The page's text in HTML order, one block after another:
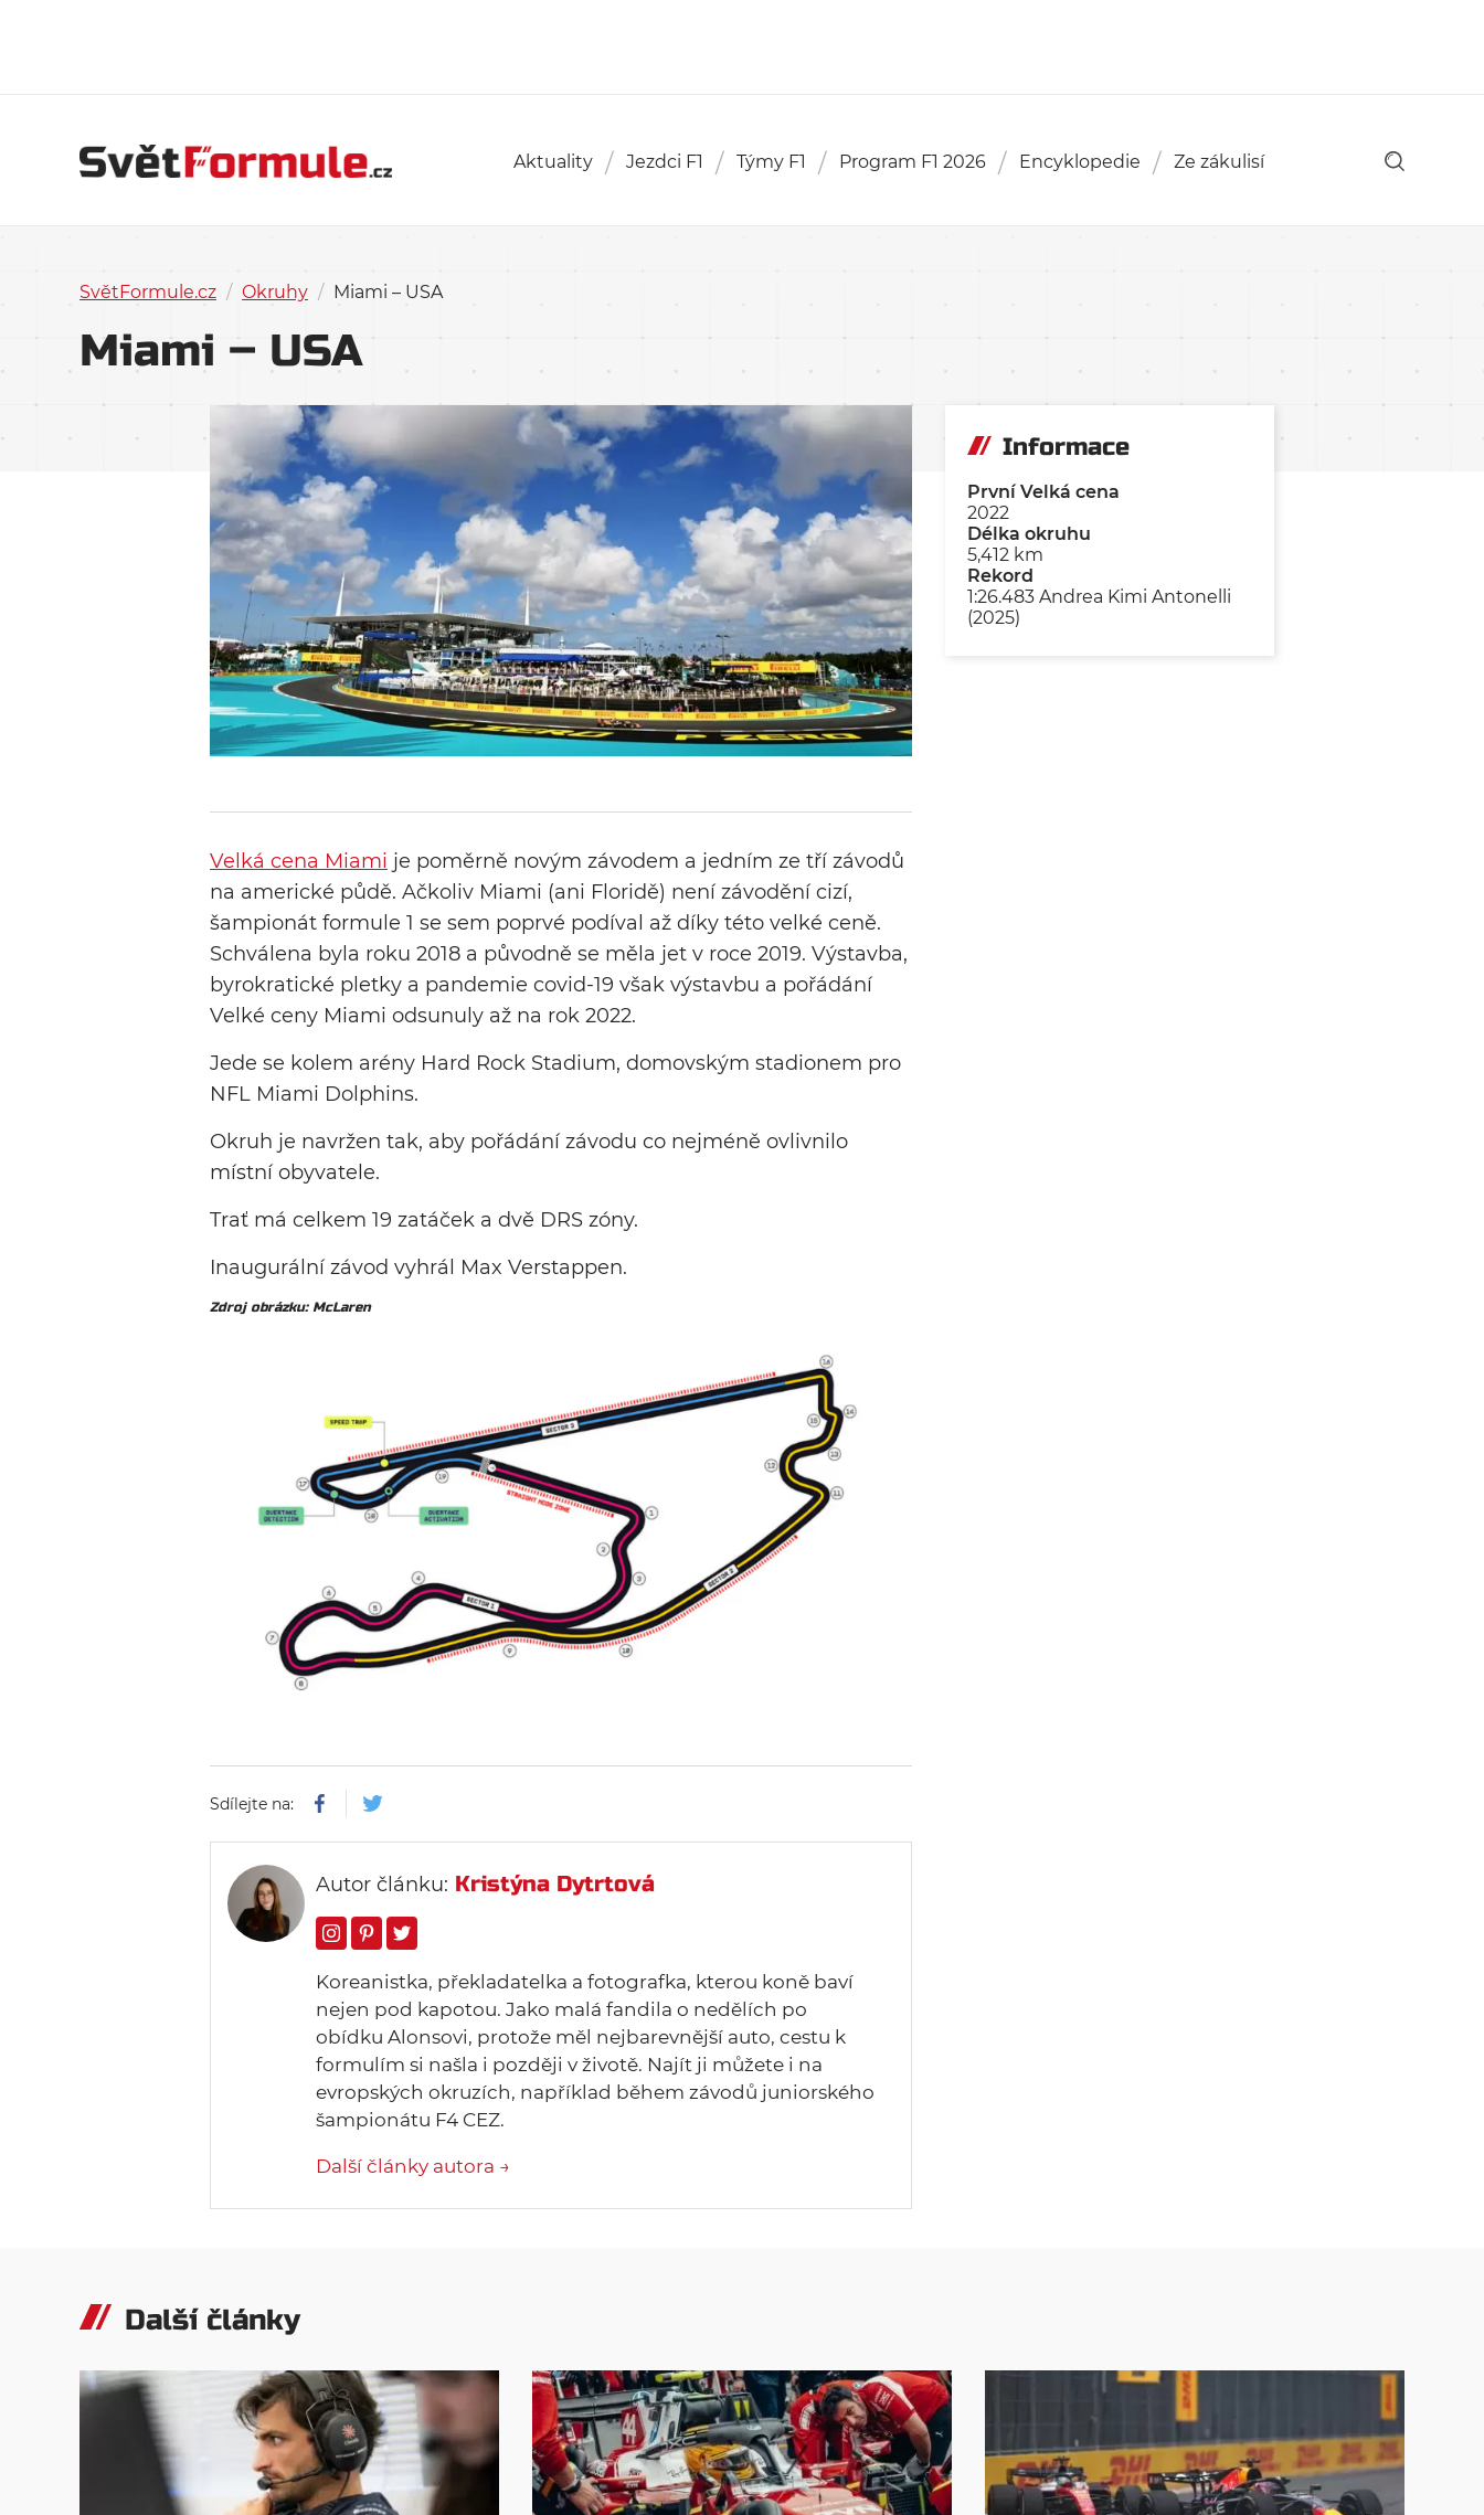
Aktuality Jezdci F1 Týmy F1 Program F1 2026 Encyklopedie Ze zákulisí
SvětFormule.cz / Okruhy / Miami – USA
Miami – USA
Velká cena Miami je poměrně novým závodem a jedním ze tří závodů
na americké půdě. Ačkoliv Miami (ani Floridě) není závodění cizí,
šampionát formule 1 se sem poprvé podíval až díky této velké ceně.
Schválena byla roku 2018 a původně se měla jet v roce 2019. Výstavba,
byrokratické pletky a pandemie covid-19 však výstavbu a pořádání
Velké ceny Miami odsunuly až na rok 2022.
Jede se kolem arény Hard Rock Stadium, domovským stadionem pro
NFL Miami Dolphins.
Okruh je navržen tak, aby pořádání závodu co nejméně ovlivnilo
místní obyvatele.
Trať má celkem 19 zatáček a dvě DRS zóny.
Inaugurální závod vyhrál Max Verstappen.
Zdroj obrázku: McLaren
Sdílejte na:
Autor článku: Kristýna Dytrtová
Koreanistka, překladatelka a fotografka, kterou koně baví
nejen pod kapotou. Jako malá fandila o nedělích po
obídku Alonsovi, protože měl nejbarevnější auto, cestu k
formulím si našla i později v životě. Najít ji můžete i na
evropských okruzích, například během závodů juniorského
šampionátu F4 CEZ.
Další články autora →
Informace
První Velká cena
2022
Délka okruhu
5,412 km
Rekord
1:26.483 Andrea Kimi Antonelli
(2025)
Další články